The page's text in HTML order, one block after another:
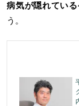
病気が隠れている
う。